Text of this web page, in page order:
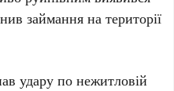
займання на території
удару по нежитловій